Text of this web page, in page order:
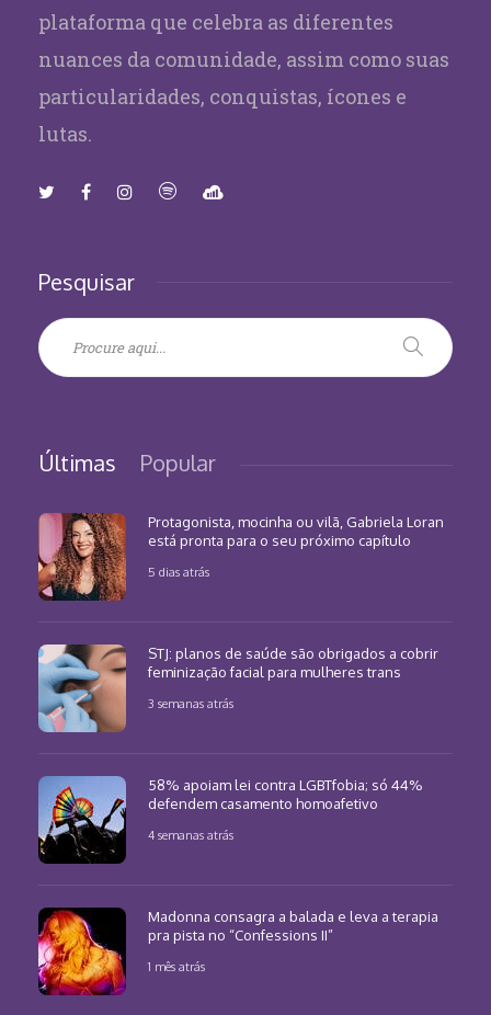
plataforma que celebra as diferentes
nuances da comunidade, assim como suas
particularidades, conquistas, ícones e
lutas.
Pesquisar
Últimas Popular
Protagonista, mocinha ou vilã, Gabriela Loran
está pronta para o seu próximo capítulo
5 dias atrás
STJ: planos de saúde são obrigados a cobrir
feminização facial para mulheres trans
3 semanas atrás
58% apoiam lei contra LGBTfobia; só 44%
defendem casamento homoafetivo
4 semanas atrás
Madonna consagra a balada e leva a terapia
pra pista no “Confessions II”
1 mês atrás